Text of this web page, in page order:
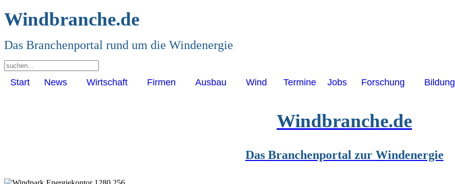
Windbranche.de
Das Branchenportal rund um die Windenergie
Start News Wirtschaft Firmen Ausbau Wind Termine Jobs Forschung Bildung
Windbranche.de
Das Branchenportal zur Windenergie